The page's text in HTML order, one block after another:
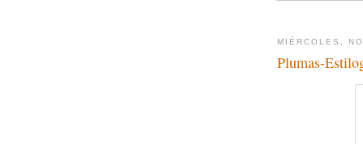
MIÉRCOLES,
Plumas-